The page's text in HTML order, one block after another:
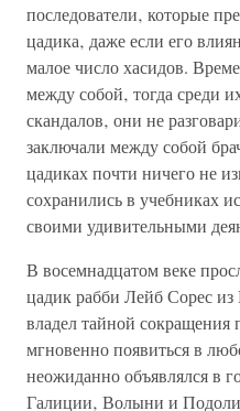
последователи‚ которые
цадика‚ даже если его
малое число хасидов.
между собой‚ тогда среди
скандалов‚ они не
заключали между собой
цадиках почти ничего не
сохранились в учебниках
своими удивительными
В восемнадцатом веке
цадик рабби Лейб Сорес из
владел тайной сокращения
мгновенно появиться в
неожиданно объявлялся в
Галиции‚ Волыни и